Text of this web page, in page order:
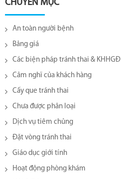
CHUYÊN MỤC
An toàn người bệnh
Bảng giá
Các biện pháp tránh thai & KHHGĐ
Cảm nghĩ của khách hàng
Cấy que tránh thai
Chưa được phân loại
Dịch vụ tiêm chủng
Đặt vòng tránh thai
Giáo dục giới tính
Hoạt động phòng khám